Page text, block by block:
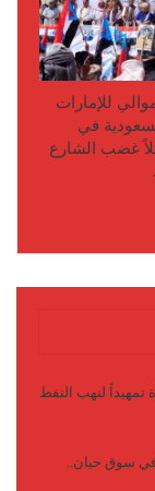
للإمارات
في
غضب الشارع
تمهيداً لنهب النفط
سوق حبان..